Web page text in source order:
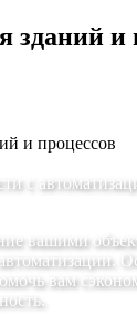
зданий и
и процессов
с
вашими
вам